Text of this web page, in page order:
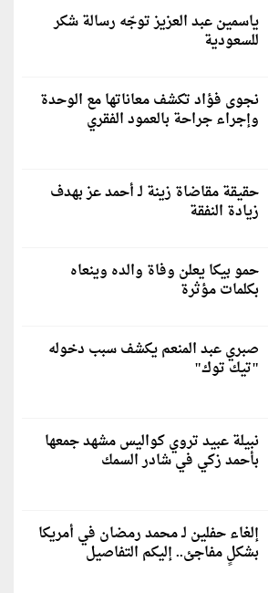
ياسمين عبد العزيز توجّه رسالة شكر
للسعودية
نجوى فؤاد تكشف معاناتها مع الوحدة
وإجراء جراحة بالعمود الفقري
حقيقة مقاضاة زينة لـ أحمد عز بهدف
زيادة النفقة
حمو بيكا يعلن وفاة والده وينعاه
بكلمات مؤثرة
صبري عبد المنعم يكشف سبب دخوله
"تيك توك"
نبيلة عبيد تروي كواليس مشهد جمعها
بأحمد زكي في شادر السمك
إلغاء حفلين لـ محمد رمضان في أمريكا
بشكلٍ مفاجئ.. إليكم التفاصيل